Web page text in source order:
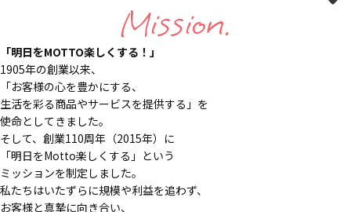
Mission.
「明日をMOTTO楽しくする！」
1905年の創業以来、
「お客様の心を豊かにする、
生活を彩る商品やサービスを提供する」を
使命としてきました。
そして、創業110周年（2015年）に
「明日をMotto楽しくする」という
ミッションを制定しました。
私たちはいたずらに規模や利益を追わず、
お客様と真摯に向き合い、